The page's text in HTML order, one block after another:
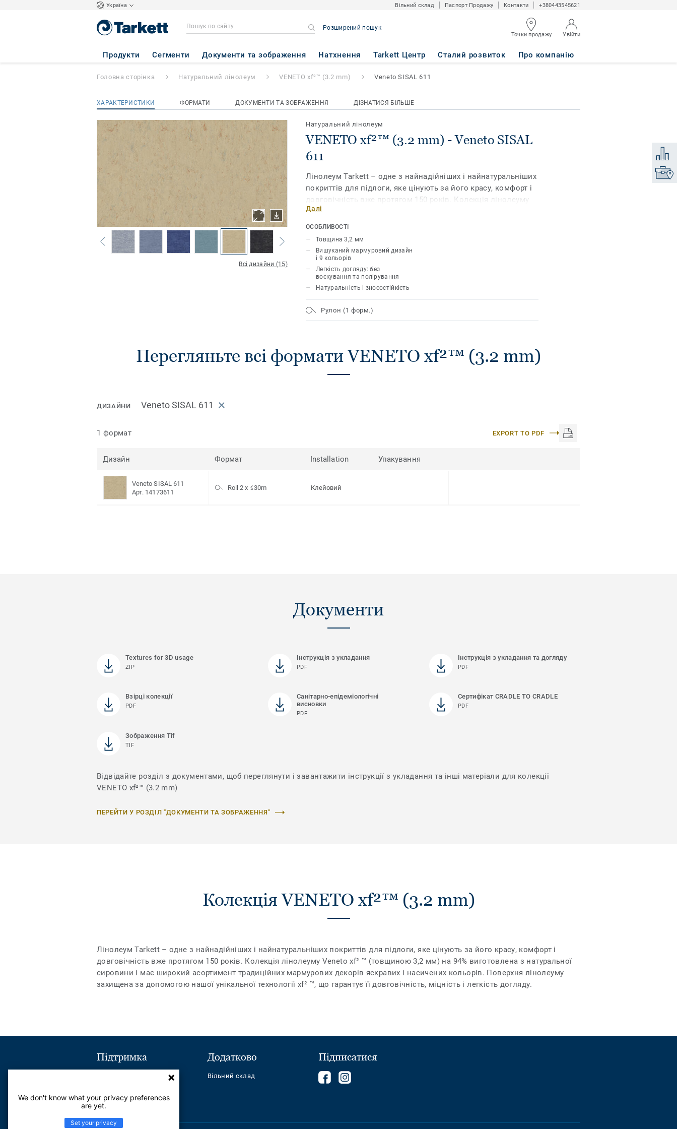
Україна Вільний склад Паспорт Продажу Контакти +380443545621
Розширений пошук
Точки продажу Увійти
Продукти Сегменти Документи та зображення Натхнення Tarkett Центр Сталий розвиток Про компанію
VENETO xf²™ (3.2 mm) - Veneto SISAL 611
Головна сторінка Натуральний лінолеум VENETO xf²™ (3.2 mm) Veneto SISAL 611
ХАРАКТЕРИСТИКИ ФОРМАТИ ДОКУМЕНТИ ТА ЗОБРАЖЕННЯ ДІЗНАТИСЯ БІЛЬШЕ
Всі дизайни (15)
Натуральний лінолеум
VENETO xf²™ (3.2 mm) - Veneto SISAL
611
Лінолеум Tarkett – одне з найнадійніших і найнатуральніших
покриттів для підлоги, яке цінують за його красу, комфорт і
довговічність вже протягом 150 років. Колекція лінолеуму
Veneto xf² ™ (товщиною 3,2 мм) на 94% виготовлена ​​з
натуральної сировини і має широкий асортимент
кольорів. Поверхня лінолеуму захищена за допомогою
нашої унікальної технології xf² ™, що гарантує її
довговічність, міцність і легкість догляду.
Далі
ОСОБЛИВОСТІ
Товщина 3,2 мм
Вишуканий мармуровий дизайн
і 9 кольорів
Легкість догляду: без
воскування та полірування
Натуральність і зносостійкість
Рулон (1 форм.)
Перегляньте всі формати VENETO xf²™ (3.2 mm)
ДИЗАЙНИ Veneto SISAL 611
1 формат EXPORT TO PDF
Дизайн Формат Installation Упакування
Veneto SISAL 611
Арт. 14173611
Roll 2 x ≤30m Клейовий
Документи
Textures for 3D usage
ZIP
Інструкція з укладання
PDF
Інструкція з укладання та догляду
PDF
Взірці колекції
PDF
Санітарно-епідеміологічні
висновки
PDF
Сертифікат CRADLE TO CRADLE
PDF
Зображення Tif
TIF
Відвідайте розділ з документами, щоб переглянути і завантажити інструкції з укладання та інші матеріали для колекції
VENETO xf²™ (3.2 mm)
ПЕРЕЙТИ У РОЗДІЛ "ДОКУМЕНТИ ТА ЗОБРАЖЕННЯ"
Колекція VENETO xf²™ (3.2 mm)
Лінолеум Tarkett – одне з найнадійніших і найнатуральніших покриттів для підлоги, яке цінують за його красу, комфорт і
довговічність вже протягом 150 років. Колекція лінолеуму Veneto xf² ™ (товщиною 3,2 мм) на 94% виготовлена ​​з натуральної
сировини і має широкий асортимент традиційних мармурових декорів яскравих і насичених кольорів. Поверхня лінолеуму
захищена за допомогою нашої унікальної технології xf² ™, що гарантує її довговічність, міцність і легкість догляду.
Підтримка
Надіслати повідомлення
+380443545621
Найчастіші питання
Додатково
Вільний склад
Підписатися
FollowFollow
We don't know what your privacy preferences
are yet.
Set your privacy